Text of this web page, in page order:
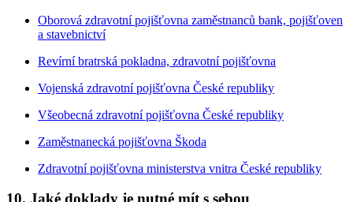
Oborová zdravotní pojišťovna zaměstnanců bank, pojišťoven
a stavebnictví
Revírní bratrská pokladna, zdravotní pojišťovna
Vojenská zdravotní pojišťovna České republiky
Všeobecná zdravotní pojišťovna České republiky
Zaměstnanecká pojišťovna Škoda
Zdravotní pojišťovna ministerstva vnitra České republiky
10. Jaké doklady je nutné mít s sebou